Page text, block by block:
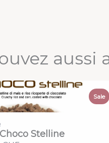
aussi
Sale
Stelline